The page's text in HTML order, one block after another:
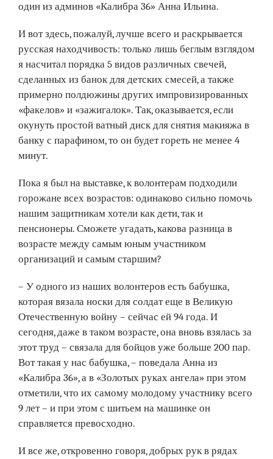
один из админов «Калибра 36» Анна Ильина.
И вот здесь, пожалуй, лучше всего и раскрывается
русская находчивость: только лишь беглым взглядом
я насчитал порядка 5 видов различных свечей,
сделанных из банок для детских смесей, а также
примерно полдюжины других импровизированных
«факелов» и «зажигалок». Так, оказывается, если
окунуть простой ватный диск для снятия макияжа в
банку с парафином, то он будет гореть не менее 4
минут.
Пока я был на выставке, к волонтерам подходили
горожане всех возрастов: одинаково сильно помочь
нашим защитникам хотели как дети, так и
пенсионеры. Сможете угадать, какова разница в
возрасте между самым юным участником
организаций и самым старшим?
– У одного из наших волонтеров есть бабушка,
которая вязала носки для солдат еще в Великую
Отечественную вой­ну – сейчас ей 94 года. И
сегодня, даже в таком возрасте, она вновь взялась за
этот труд – связала для бойцов уже больше 200 пар.
Вот такая у нас бабушка, – поведала Анна из
«Калибра 36», а в «Золотых руках ангела» при этом
отметили, что их самому молодому участнику всего
9 лет – и при этом с шитьем на машинке он
справляется превосходно.
И все же, откровенно говоря, добрых рук в рядах